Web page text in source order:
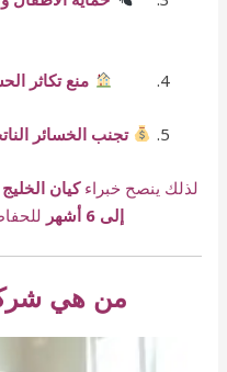
منع تكاثر
تجنب الخسائر
لذلك ينصح خبراءكيان الخليج
إلى 6 أشهر
من هي